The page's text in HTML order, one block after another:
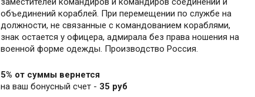
объединений кораблей. При перемещении по службе на
должности, не связанные с командованием кораблями,
знак остается у офицера, адмирала без права ношения на
военной форме одежды. Производство Россия.
5% от суммы вернется
на ваш бонусный счет - 35 руб